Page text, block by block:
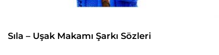
Sıla – Uşak Makamı Şarkı Sözleri